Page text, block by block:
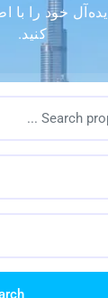
خود را با
کنید.